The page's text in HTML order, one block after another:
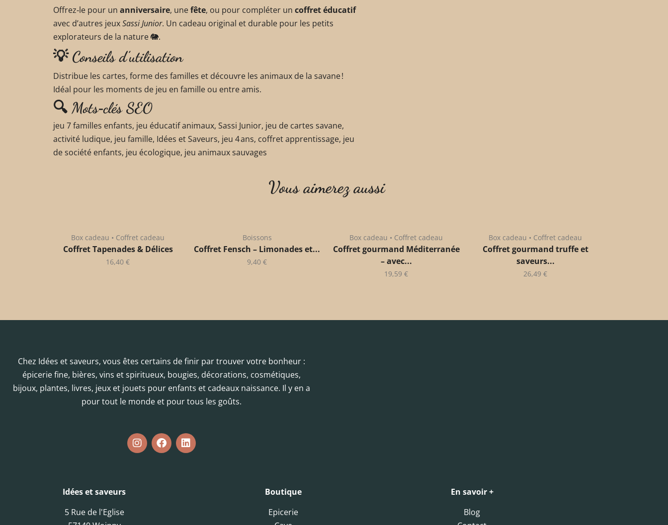
Offrez‑le pour un anniversaire, unefête, ou pour compléter un coffret éducatif
avec d’autres jeuxSassi Junior. Un cadeau original et durable pour les petits
explorateurs de la nature 🐘.
💡 Conseils d’utilisation
Distribue les cartes, forme des familles et découvre les animaux de la savane !
Idéal pour les moments de jeu en famille ou entre amis.
🔍 Mots‑clés SEO
jeu 7 familles enfants, jeu éducatif animaux, Sassi Junior, jeu de cartes savane,
activité ludique, jeu famille, Idées et Saveurs, jeu 4 ans, coffret apprentissage, jeu
de société enfants, jeu écologique, jeu animaux sauvages
Vous aimerez aussi
Box cadeau • Coffret cadeau
Coffret Tapenades & Délices
16,40 €
Boissons
Coffret Fensch – Limonades et...
9,40 €
Box cadeau • Coffret cadeau
Coffret gourmand Méditerranée
– avec...
19,59 €
Box cadeau • Coffret cadeau
Coffret gourmand truffe et
saveurs...
26,49 €
Chez Idées et saveurs, vous êtes certains de finir par trouver votre bonheur :
épicerie fine, bières, vins et spiritueux, bougies, décorations, cosmétiques,
bijoux, plantes, livres, jeux et jouets pour enfants et cadeaux naissance. Il y en a
pour tout le monde et pour tous les goûts.
Idées et saveurs
5 Rue de l'Eglise
Boutique
Epicerie
En savoir +
Blog